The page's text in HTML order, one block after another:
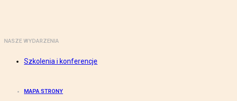
NASZE WYDARZENIA
Szkolenia i konferencje
MAPA STRONY